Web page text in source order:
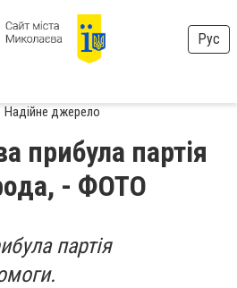
Рус
Надійне джерело
прибула партія
- ФОТО
партія